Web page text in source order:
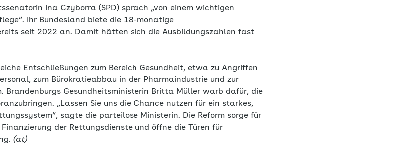
Ina Czyborra (SPD) sprach „von einem wichtigen
Ihr Bundesland biete die 18-monatige
seit 2022 an. Damit hätten sich die Ausbildungszahlen fast
Entschließungen zum Bereich Gesundheit, etwa zu Angriffen
zum Bürokratieabbau in der Pharmaindustrie und zur
Brandenburgs Gesundheitsministerin Britta Müller warb dafür, die
„Lassen Sie uns die Chance nutzen für ein starkes,
sagte die parteilose Ministerin. Die Reform sorge für
der Rettungsdienste und öffne die Türen für
(at)